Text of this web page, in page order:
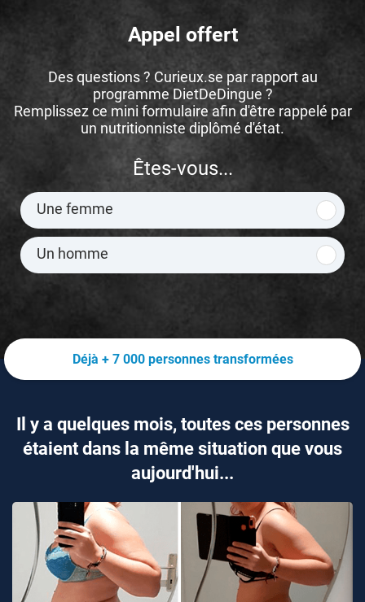
Appel offert
Des questions ? Curieux.se par rapport au
programme DietDeDingue ?
Remplissez ce mini formulaire afin d'être rappelé par
un nutritionniste diplômé d'état.
Êtes-vous...
Une femme
Un homme
Déjà + 7 000 personnes transformées
Il y a quelques mois, toutes ces personnes
étaient dans la même situation que vous
aujourd'hui...